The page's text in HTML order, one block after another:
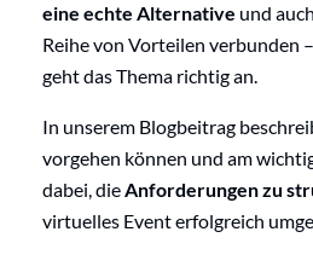
eine echte Alternative und
Reihe von Vorteilen verbunden
geht das Thema richtig an.
In unserem Blogbeitrag
vorgehen können und am
dabei, dieAnforderungen zu
virtuelles Event erfolgreich